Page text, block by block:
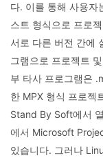
다. 이를 통해 사용자
스트 형식으로 프로
서로 다른 버전 간에
그램으로 프로젝트
부 타사 프로그램은
한 MPX 형식 프로젝
Stand By Soft에서
에서 Microsoft
있습니다. 그러나